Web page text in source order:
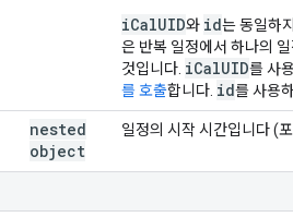
iCalUID와 id는 동일하
은 반복 일정에서 하나의
것입니다. iCalUID를 사
를 호출합니다. id를 사용
nested
object
일정의 시작 시간입니다 (